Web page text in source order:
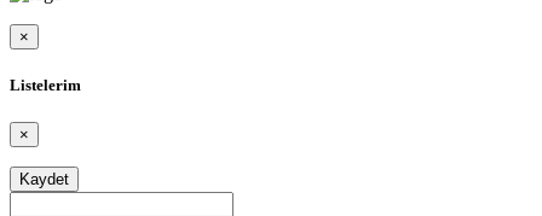
×
Listelerim
×
Kaydet